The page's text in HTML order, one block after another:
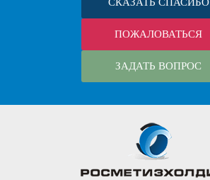
ПОЖАЛОВАТЬСЯ
ЗАДАТЬ ВОПРОС